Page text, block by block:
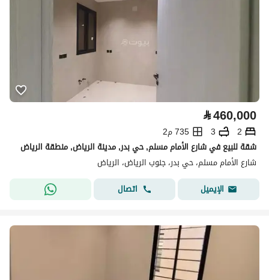
⃁460,000
2
3
735 م2
شقة للبيع في شارع الأمام مسلم, حي بدر, مدينة الرياض, منطقة الرياض
شارع الأمام مسلم، حي بدر، جنوب الرياض، الرياض
الإيميل
اتصال